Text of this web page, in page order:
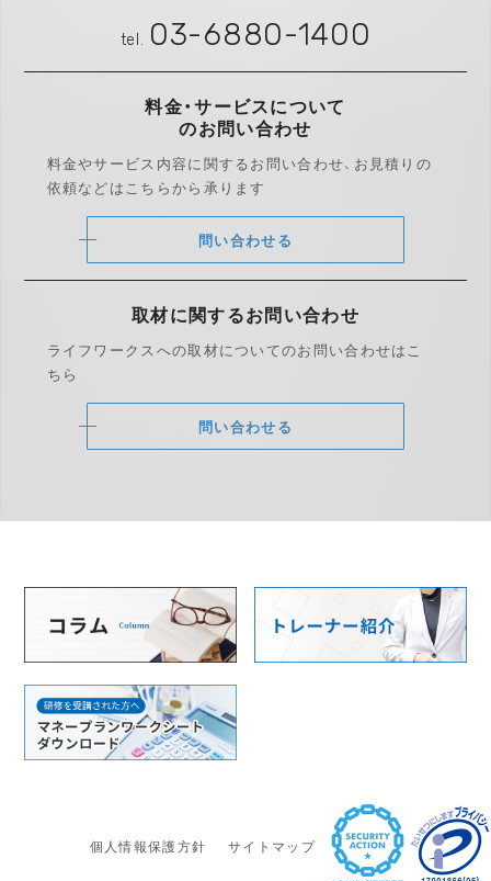
tel. 03-6880-1400
料金・サービスについて
のお問い合わせ
料金やサービス内容に関するお問い合わせ、 お見積りの
依頼などはこちらから承ります
問い合わせる
取材に関するお問い合わせ
ライフワークスへの取材についてのお問い合わせはこ
ちら
問い合わせる
個人情報保護方針 サイトマップ